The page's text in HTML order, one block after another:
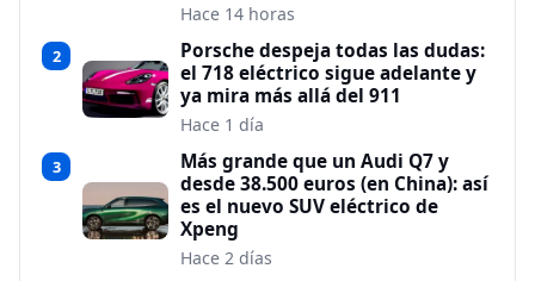
Hace 14 horas
2
Porsche despeja todas las dudas:
el 718 eléctrico sigue adelante y
ya mira más allá del 911
Hace 1 día
3
Más grande que un Audi Q7 y
desde 38.500 euros (en China): así
es el nuevo SUV eléctrico de
Xpeng
Hace 2 días